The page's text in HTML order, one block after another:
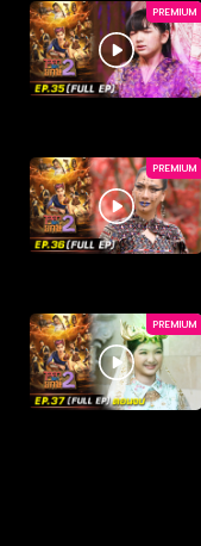
PREMIUM
PREMIUM
PREMIUM